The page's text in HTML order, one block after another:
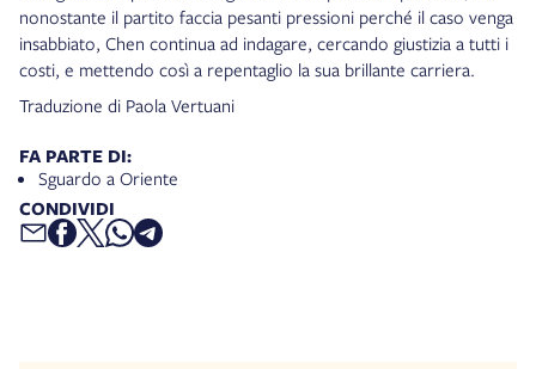
nonostante il partito faccia pesanti pressioni perché il caso venga
insabbiato, Chen continua ad indagare, cercando giustizia a tutti i
costi, e mettendo così a repentaglio la sua brillante carriera.
Traduzione di Paola Vertuani
FA PARTE DI:
Sguardo a Oriente
CONDIVIDI